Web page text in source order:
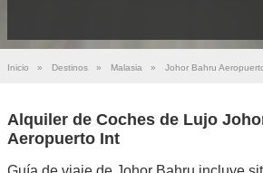
Inicio » Destinos » Malasia » Johor Bahru
Alquiler de Coches de Lujo
Aeropuerto Int